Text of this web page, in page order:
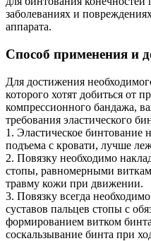
заболеваниях и
аппарата.
Способ применения и
Для достижения
которого хотят добиться от
компрессионного бандажа,
требования эластического
1. Эластическое бинтование
подъема с кровати, лучше
2. Повязку необходимо
стопы, равномерными
травму кожи при движении.
3. Повязку всегда
суставов пальцев стопы с
формированием витком
соскальзывание бинта при